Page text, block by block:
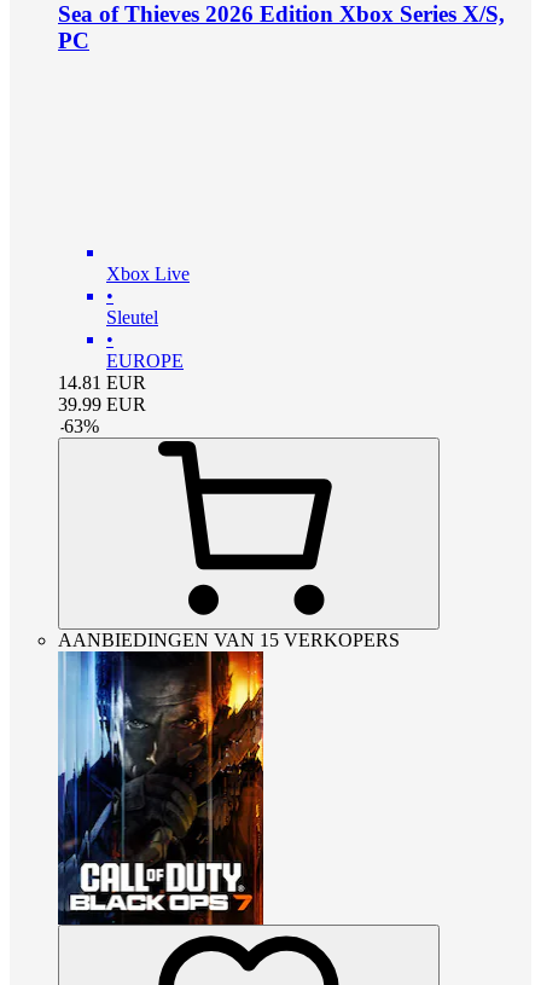
Sea of Thieves 2026 Edition Xbox Series X/S,
PC
Xbox Live
•
Sleutel
•
EUROPE
14.81 EUR
39.99 EUR
-63%
AANBIEDINGEN VAN 15 VERKOPERS